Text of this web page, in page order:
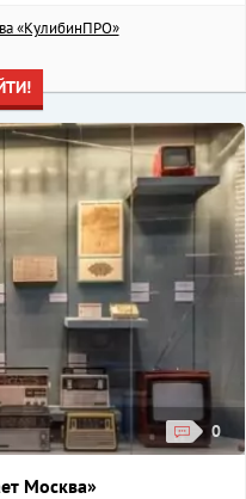
«КулибинПРО»
0
Москва»